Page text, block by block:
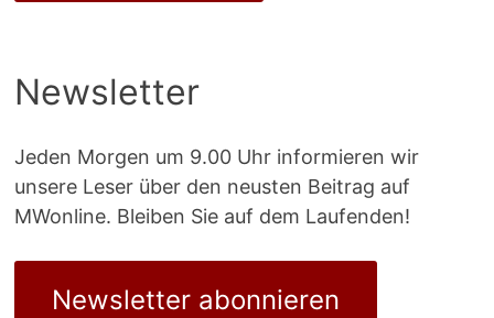
Newsletter
Jeden Morgen um 9.00 Uhr informieren wir
unsere Leser über den neusten Beitrag auf
MWonline. Bleiben Sie auf dem Laufenden!
Newsletter abonnieren